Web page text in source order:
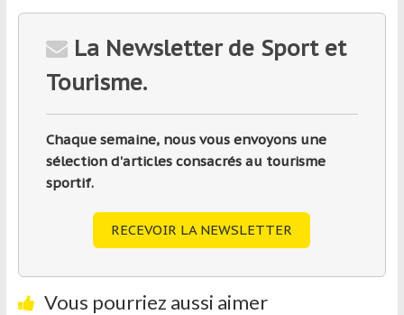
La Newsletter de Sport et
Tourisme.
Chaque semaine, nous vous envoyons une
sélection d'articles consacrés au tourisme
sportif.
RECEVOIR LA NEWSLETTER
Vous pourriez aussi aimer